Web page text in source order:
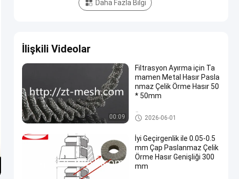
Daha Fazla Bilgi
İlişkili Videolar
00:09
Filtrasyon Ayırma için Ta
mamen Metal Hasır Pasla
nmaz Çelik Örme Hasır 50
* 50mm
Örme Hasır
2026-06-01
İyi Geçirgenlik ile 0.05-0.5
mm Çap Paslanmaz Çelik
Örme Hasır Genişliği 300
mm